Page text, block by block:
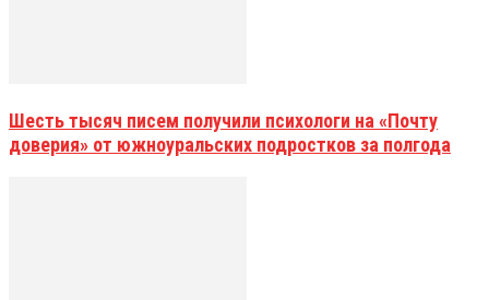
Шесть тысяч писем получили психологи на «Почту
доверия» от южноуральских подростков за полгода